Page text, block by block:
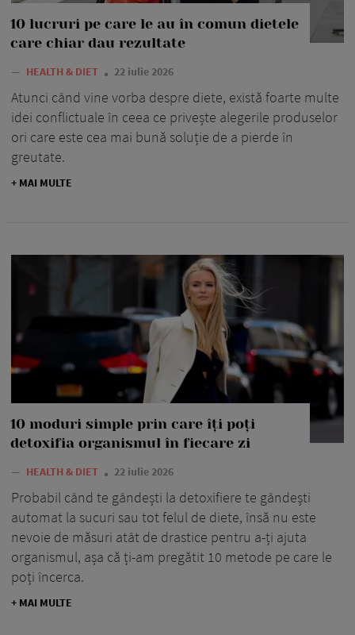
10 lucruri pe care le au în comun dietele
care chiar dau rezultate
— HEALTH & DIET 22 iulie 2026
Atunci când vine vorba despre diete, există foarte multe
idei conflictuale în ceea ce privește alegerile produselor
ori care este cea mai bună soluție de a pierde în
greutate.
+ MAI MULTE
10 moduri simple prin care îți poți
detoxifia organismul în fiecare zi
— HEALTH & DIET 22 iulie 2026
Probabil când te gândești la detoxifiere te gândești
automat la sucuri sau tot felul de diete, însă nu este
nevoie de măsuri atât de drastice pentru a-ți ajuta
organismul, așa că ți-am pregătit 10 metode pe care le
poți încerca.
+ MAI MULTE